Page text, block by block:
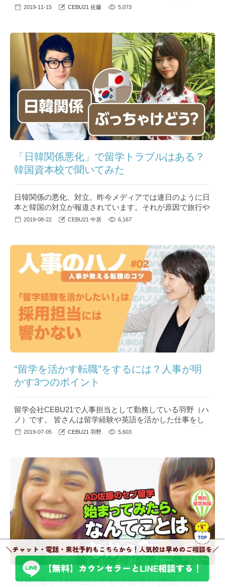
伝えしましたが、引き続き今回は、お昼から放課後につい
(という名の昼寝タイム)・13:00～14:50 午後のクラス (マ
ンツーマン授業④⑤)・15:00〜...
2019-11-15 CEBU21 佐藤 5,073
「日韓関係悪化」で留学トラブルはある？
韓国資本校で聞いてみた
日韓関係の悪化、対立。昨今メディアでは連日のように日
本と韓国の対立が報道されています。それが原因で旅行や
留学の計画を見直されている方もいらっしゃるのではない
2019-08-22 CEBU21 中居 6,167
“留学を活かす転職”をするには？人事が明
かす3つのポイント
留学会社CEBU21で人事担当として勤務している羽野（ハ
ノ）です。 皆さんは留学経験や英語を活かした仕事をし
たいと考えたとき、「留学の経験を活かして～」や「英語
就きたい、留学後の転職に役立つといった情報を、留学会
社の人事の目線から見たコラム「人事のハノ」...
2019-07-05 CEBU21 羽野 5,603
AD佐藤がTARGETでセブ留学に挑戦（2）